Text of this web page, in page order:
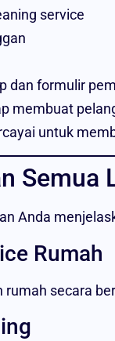
service
dan formulir
membuat
untuk
Semua
Anda
Rumah
rumah secara